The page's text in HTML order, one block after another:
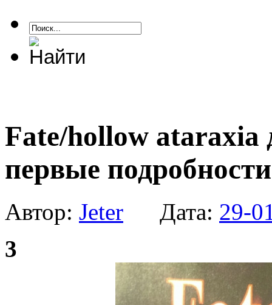
Fate/hollow ataraxia
первые подробности
Автор: Jeter Дата: 29-
3